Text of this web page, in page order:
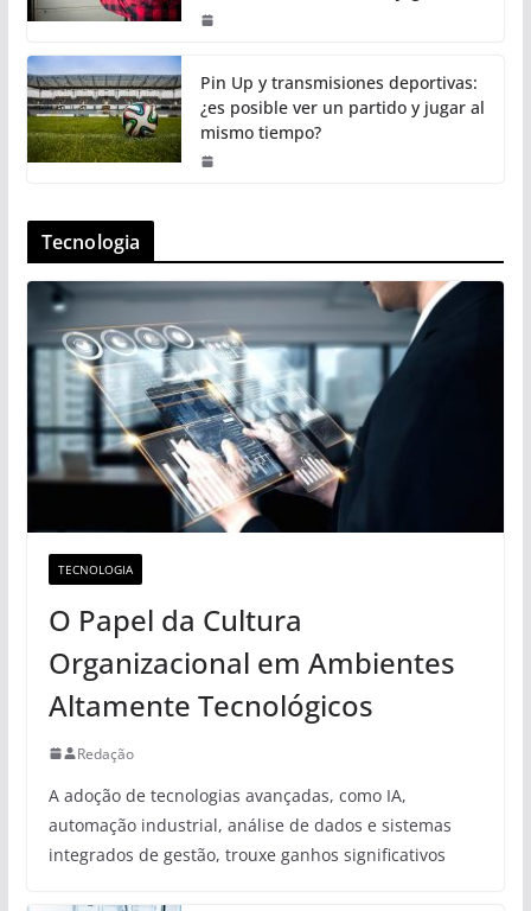
Pin Up y transmisiones deportivas:
¿es posible ver un partido y jugar al
mismo tiempo?
Tecnologia
TECNOLOGIA
O Papel da Cultura
Organizacional em Ambientes
Altamente Tecnológicos
Redação
A adoção de tecnologias avançadas, como IA,
automação industrial, análise de dados e sistemas
integrados de gestão, trouxe ganhos significativos